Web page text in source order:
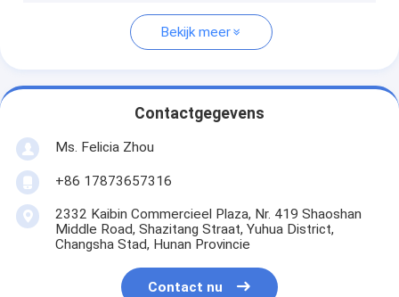
Bekijk meer
Contactgegevens
Ms. Felicia Zhou
+86 17873657316
2332 Kaibin Commercieel Plaza, Nr. 419 Shaoshan
Middle Road, Shazitang Straat, Yuhua District,
Changsha Stad, Hunan Provincie
Contact nu